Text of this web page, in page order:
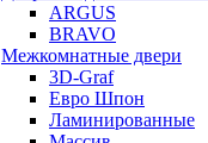
ARGUS
BRAVO
Межкомнатные двери
3D-Graf
Евро Шпон
Ламинированные